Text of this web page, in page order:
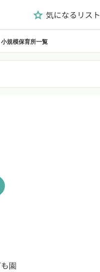
grade 気になるリスト
小規模保育所一覧
園